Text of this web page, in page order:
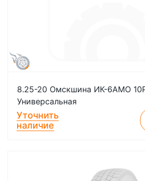
8.25-20 Омскшина ИК-6АМО
Универсальная
Уточнить
наличие